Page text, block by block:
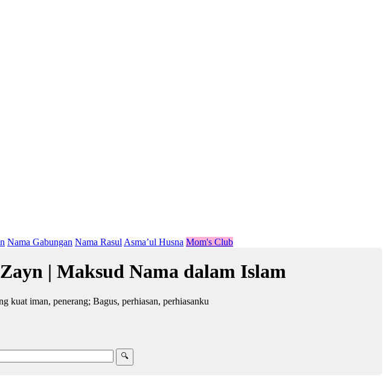
Nama Gabungan Nama Rasul Asma’ul Husna Mom's Club
| Maksud Nama dalam Islam
kuat iman, penerang; Bagus, perhiasan, perhiasanku